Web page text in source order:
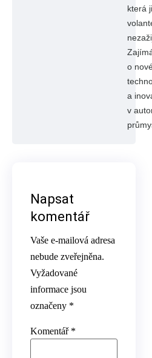
která
o
a
v
Napsat
komentář
Vaše e-mailová adresa
nebude zveřejněna.
Vyžadované
informace jsou
označeny *
Komentář *